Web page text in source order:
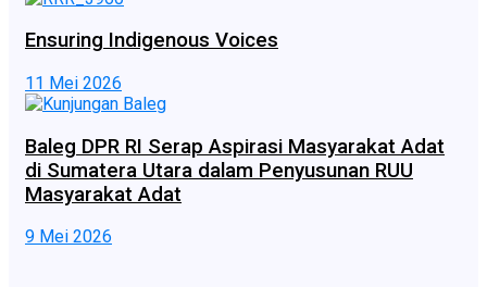
Ensuring Indigenous Voices
11 Mei 2026
Baleg DPR RI Serap Aspirasi Masyarakat Adat
di Sumatera Utara dalam Penyusunan RUU
Masyarakat Adat
9 Mei 2026